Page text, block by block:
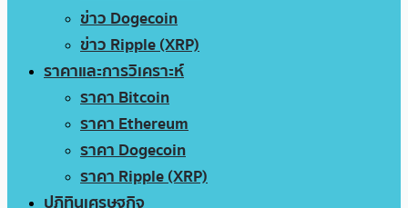
ข่าว Dogecoin
ข่าว Ripple (XRP)
ราคาและการวิเคราะห์
ราคา Bitcoin
ราคา Ethereum
ราคา Dogecoin
ราคา Ripple (XRP)